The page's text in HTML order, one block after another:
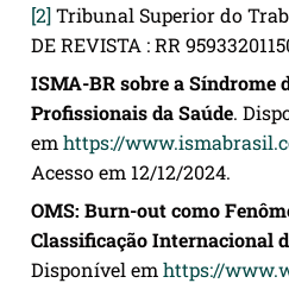
[2]Tribunal Superior do
DE REVISTA : RR
ISMA-BR sobre a Síndrome
Profissionais da Saúde.
em https://
Acesso em 12/12/2024.
OMS: Burn-out como
Classificação Internacional
Disponível em https://